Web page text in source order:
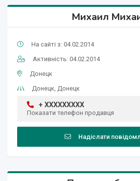
Михаил
На сайті з: 04.02.2014
Активність: 04.02.2014
Донецк
Донецк, Донецк
+ XXXXXXXXX
Показати телефон продавця
Надіслати